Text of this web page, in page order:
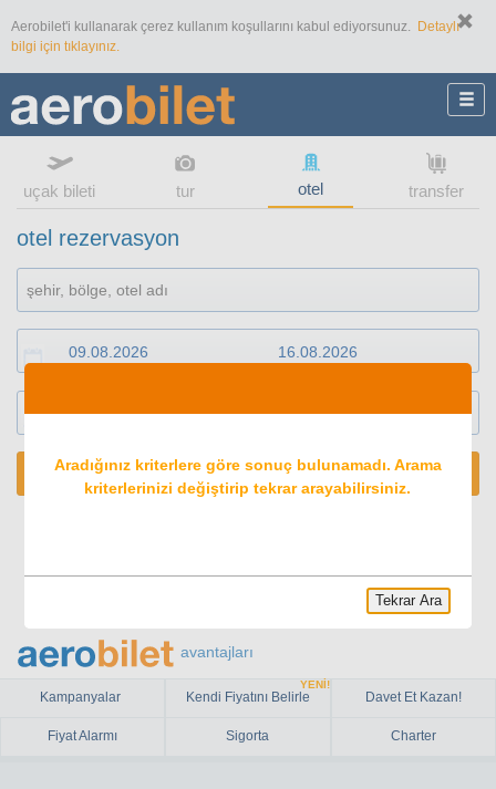
Aerobilet'i kullanarak çerez kullanım koşullarını kabul ediyorsunuz.
Detaylı
bilgi için tıklayınız.
uçak bileti tur otel transfer
otel rezervasyon
1 oda 2 konuk
ARA
avantajları
Kampanyalar Kendi Fiyatını Belirle
YENİ!
Davet Et Kazan!
Fiyat Alarmı Sigorta Charter
Aradığınız kriterlere göre sonuç bulunamadı. Arama
kriterlerinizi değiştirip tekrar arayabilirsiniz.
Tekrar Ara